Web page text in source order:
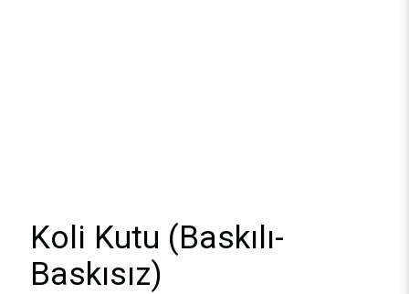
Koli Kutu (Baskılı-
Baskısız)